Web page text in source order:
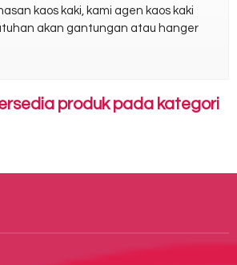
kaos kaki, kami agen kaos kaki
akan gantungan atau hanger
produk pada kategori